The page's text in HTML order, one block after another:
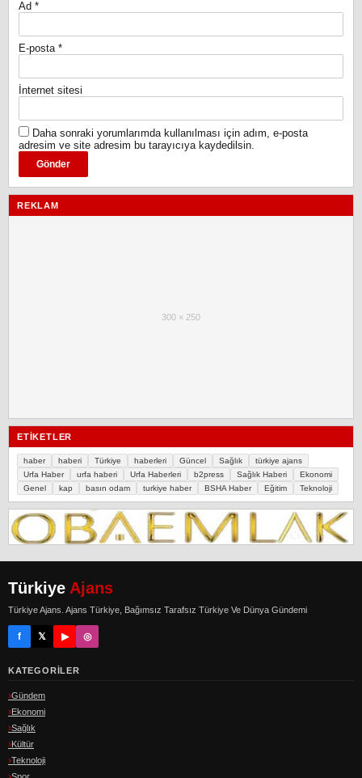
Ad *
E-posta *
İnternet sitesi
Daha sonraki yorumlarımda kullanılması için adım, e-posta
adresim ve site adresim bu tarayıcıya kaydedilsin.
REKLAM
300 × 250
ETIKETLER
haber haberi Türkiye haberleri Güncel Sağlık
türkiye ajans
Urfa Haber
urfa haberi Urfa Haberleri b2press Sağlık Haberi
Ekonomi
Genel
kap basın odam turkiye haber BSHA Haber Eğitim Teknoloji
Türkiye Ajans
Türkiye Ajans. Ajans Türkiye, Bağımsız Tarafsız Türkiye Ve Dünya Gündemi
f 𝕏 ▶ ◎
KATEGORILER
Gündem
Ekonomi
Sağlık
Kültür
Teknoloji